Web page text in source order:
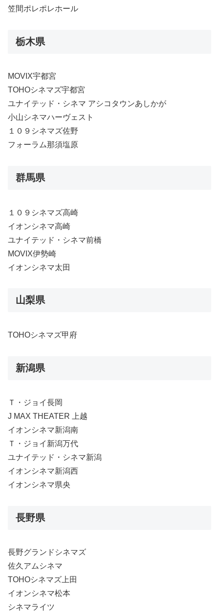
笠間ポレポレホール
栃木県
MOVIX宇都宮
TOHOシネマズ宇都宮
ユナイテッド・シネマ アシコタウンあしかが
小山シネマハーヴェスト
１０９シネマズ佐野
フォーラム那須塩原
群馬県
１０９シネマズ高崎
イオンシネマ高崎
ユナイテッド・シネマ前橋
MOVIX伊勢崎
イオンシネマ太田
山梨県
TOHOシネマズ甲府
新潟県
Ｔ・ジョイ長岡
J MAX THEATER 上越
イオンシネマ新潟南
Ｔ・ジョイ新潟万代
ユナイテッド・シネマ新潟
イオンシネマ新潟西
イオンシネマ県央
長野県
長野グランドシネマズ
佐久アムシネマ
TOHOシネマズ上田
イオンシネマ松本
シネマライツ